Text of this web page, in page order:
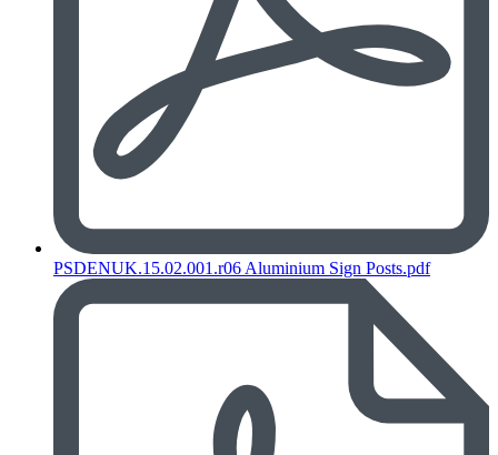
PSDENUK.15.02.001.r06 Aluminium Sign Posts.pdf